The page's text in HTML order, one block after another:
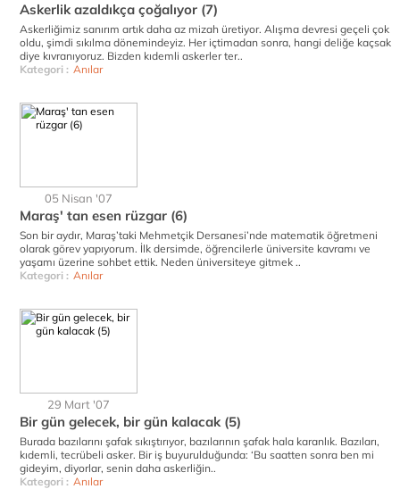
Askerlik azaldıkça çoğalıyor (7)
Askerliğimiz sanırım artık daha az mizah üretiyor. Alışma devresi geçeli çok
oldu, şimdi sıkılma dönemindeyiz. Her içtimadan sonra, hangi deliğe kaçsak
diye kıvranıyoruz. Bizden kıdemli askerler ter..
Kategori : Anılar
05 Nisan '07
Maraş' tan esen rüzgar (6)
Son bir aydır, Maraş’taki Mehmetçik Dersanesi’nde matematik öğretmeni
olarak görev yapıyorum. İlk dersimde, öğrencilerle üniversite kavramı ve
yaşamı üzerine sohbet ettik. Neden üniversiteye gitmek ..
Kategori : Anılar
29 Mart '07
Bir gün gelecek, bir gün kalacak (5)
Burada bazılarını şafak sıkıştırıyor, bazılarının şafak hala karanlık. Bazıları,
kıdemli, tecrübeli asker. Bir iş buyurulduğunda: ‘Bu saatten sonra ben mi
gideyim, diyorlar, senin daha askerliğin..
Kategori : Anılar